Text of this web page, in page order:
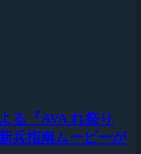
る『AVA れ祭り
兵指南ムービーが